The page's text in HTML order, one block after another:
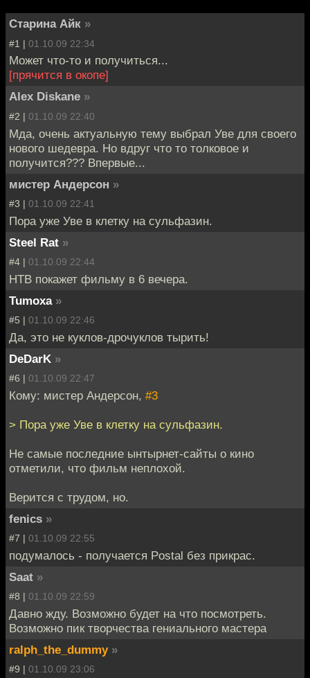
Старина Айк »
#1 | 01.10.09 22:34
Может что-то и получиться...
[прячится в окопе]
Alex Diskane »
#2 | 01.10.09 22:40
Мда, очень актуальную тему выбрал Уве для своего
нового шедевра. Но вдруг что то толковое и
получится??? Впервые...
мистер Андерсон »
#3 | 01.10.09 22:41
Пора уже Уве в клетку на сульфазин.
Steel Rat »
#4 | 01.10.09 22:44
НТВ покажет фильму в 6 вечера.
Tumoxa »
#5 | 01.10.09 22:46
Да, это не куклов-дрочуклов тырить!
DeDarK »
#6 | 01.10.09 22:47
Кому: мистер Андерсон, #3
> Пора уже Уве в клетку на сульфазин.
Не самые последние ынтырнет-сайты о кино
отметили, что фильм неплохой.
Верится с трудом, но.
fenics »
#7 | 01.10.09 22:55
подумалось - получается Postal без прикрас.
Saat »
#8 | 01.10.09 22:59
Давно жду. Возможно будет на что посмотреть.
Возможно пик творчества гениального мастера
ralph_the_dummy »
#9 | 01.10.09 23:06